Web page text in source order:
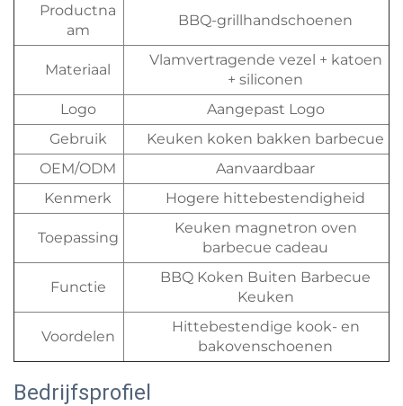
Productna
am
BBQ-grillhandschoenen
Materiaal
Vlamvertragende vezel + katoen
+ siliconen
Logo
Aangepast Logo
Gebruik
Keuken koken bakken barbecue
OEM/ODM
Aanvaardbaar
Kenmerk
Hogere hittebestendigheid
Toepassing
Keuken magnetron oven
barbecue cadeau
Functie
BBQ Koken Buiten Barbecue
Keuken
Voordelen
Hittebestendige kook- en
bakovenschoenen
Bedrijfsprofiel